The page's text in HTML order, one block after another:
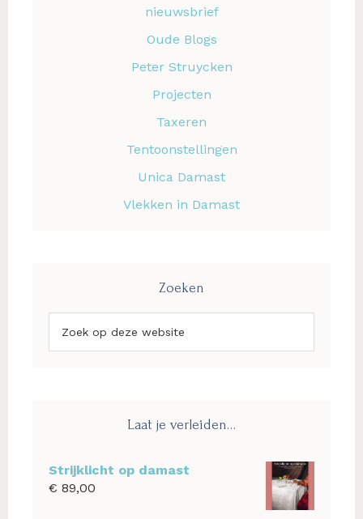
nieuwsbrief
Oude Blogs
Peter Struycken
Projecten
Taxeren
Tentoonstellingen
Unica Damast
Vlekken in Damast
Zoeken
op
Laat je verleiden…
Strijklicht op damast
€ 89,00